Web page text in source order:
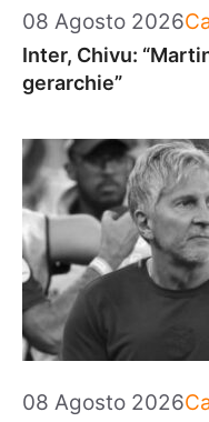
08 Agosto 2026
Inter, Chivu:
gerarchie”
08 Agosto 2026